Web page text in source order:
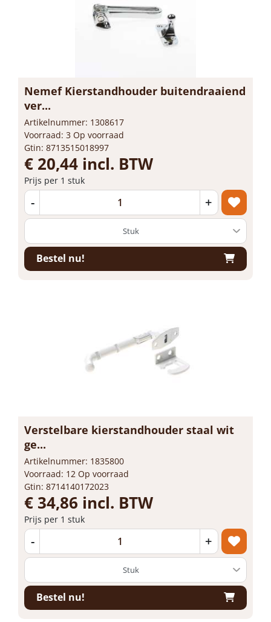
Nemef Kierstandhouder buitendraaiend
ver...
Artikelnummer: 1308617
Voorraad: 3 Op voorraad
Gtin: 8713515018997
€ 20,44 incl. BTW
Prijs per 1 stuk
- +
Bestel nu!
Verstelbare kierstandhouder staal wit
ge...
Artikelnummer: 1835800
Voorraad: 12 Op voorraad
Gtin: 8714140172023
€ 34,86 incl. BTW
Prijs per 1 stuk
- +
Bestel nu!